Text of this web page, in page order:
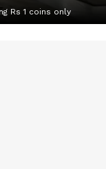
Rs 1 coins only